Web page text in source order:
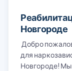
Новгороде
Добро
для
Новгороде!